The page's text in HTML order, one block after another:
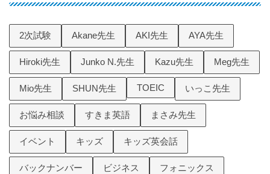
2次試験 Akane先生 AKI先生 AYA先生
Hiroki先生 Junko N.先生 Kazu先生 Meg先生
Mio先生 SHUN先生 TOEIC いっこ先生
お悩み相談 すきま英語 まさみ先生
イベント キッズ キッズ英会話
バックナンバー ビジネス フォニックス